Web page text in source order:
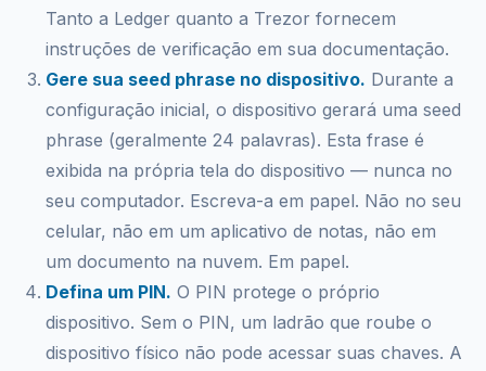
Tanto a Ledger quanto a Trezor fornecem
instruções de verificação em sua documentação.
Gere sua seed phrase no dispositivo. Durante a
configuração inicial, o dispositivo gerará uma seed
phrase (geralmente 24 palavras). Esta frase é
exibida na própria tela do dispositivo — nunca no
seu computador. Escreva-a em papel. Não no seu
celular, não em um aplicativo de notas, não em
um documento na nuvem. Em papel.
Defina um PIN. O PIN protege o próprio
dispositivo. Sem o PIN, um ladrão que roube o
dispositivo físico não pode acessar suas chaves. A